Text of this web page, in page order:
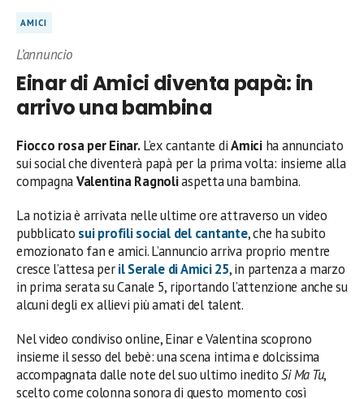
AMICI
L’annuncio
Einar di Amici diventa papà: in
arrivo una bambina
Fiocco rosa per Einar.L’ex cantante diAmiciha annunciato
sui social che diventerà papà per la prima volta: insieme alla
compagnaValentina Ragnoliaspetta una bambina.
La notizia è arrivata nelle ultime ore attraverso un video
pubblicato sui profili social del cantante, che ha subito
emozionato fan e amici. L’annuncio arriva proprio mentre
cresce l’attesa peril Serale diAmici 25, in partenza a marzo
in prima serata su Canale 5, riportando l’attenzione anche su
alcuni degli ex allievi più amati del talent.
Nel video condiviso online, Einar e Valentina scoprono
insieme il sesso del bebè: una scena intima e dolcissima
accompagnata dalle note del suo ultimo ineditoSi Ma Tu,
scelto come colonna sonora di questo momento così